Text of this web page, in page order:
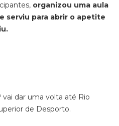
organizou uma aula
serviu para abrir o apetite
vai dar uma volta até Rio
de Desporto.